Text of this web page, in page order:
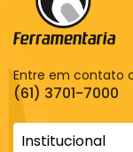
Entre em contato
(61) 3701-7000
Institucional